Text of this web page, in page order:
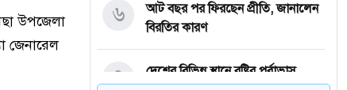
উপজেলা
জেনারেল
আট বছর পর ফিরছেন প্রীতি, জানালেন
বিরতির কারণ
৬
দেশের বিভিন্ন স্থানে বৃষ্টির পূর্বাভাস
৭